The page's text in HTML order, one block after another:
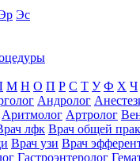
Эс
М Н О П Р С Т У Ф Х Ч
Андролог
Аритмолог Артролог
лфк Врач общей
Врач узи Врач
Гастроэнтеролог